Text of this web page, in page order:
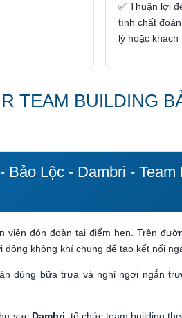
✅ Thuận lợi
tính chất
lý hoặc khách
TEAM BUILDING
Bảo Lộc - Dambri -
viên đón đoàn tại điểm hẹn. Trên
không khí chung để tạo kết nối
dùng bữa trưa và nghỉ ngơi ngắn